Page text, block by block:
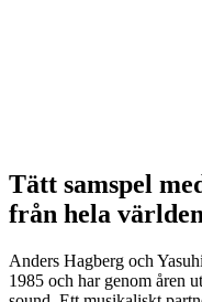
Tätt samspel
från hela
Anders Hagberg och
1985 och har genom åren